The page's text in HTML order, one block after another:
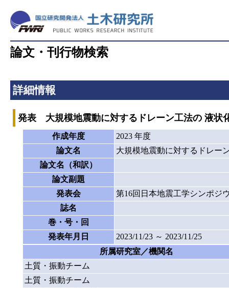
論文・刊行物検索
詳細情報
発表 大規模地震動に対するドレーン工法の 液状
作成年度
2023 年度
論文名
大規模地震動に対するドレー
論文名（和訳）
論文副題
発表会
第16回日本地震工学シンポジ
誌名
巻・号・回
発表年月日
2023/11/23 ～ 2023/11/25
所属研究室／機関名
土質・振動チーム
土質・振動チーム